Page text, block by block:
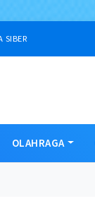
SIBER
OLAHRAGA